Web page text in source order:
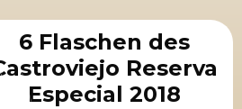
6 Flaschen des
Reserva
Especial 2018